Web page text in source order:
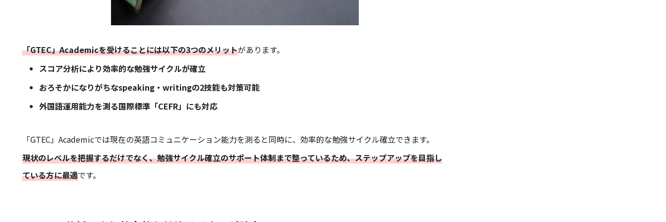
「GTEC」Academicを受けることには以下の3つのメリットがあります。
スコア分析により効率的な勉強サイクルが確立
おろそかになりがちなspeaking・writingの2技能も対策可能
外国語運用能力を測る国際標準「CEFR」にも対応
「GTEC」Academicでは現在の英語コミュニケーション能力を測ると同時に、効率的な勉強サイクル確立できます。
現状のレベルを把握するだけでなく、勉強サイクル確立のサポート体制まで整っているため、ステップアップを目指し
ている方に最適です。